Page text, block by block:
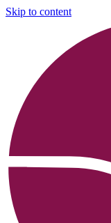
Skip to content